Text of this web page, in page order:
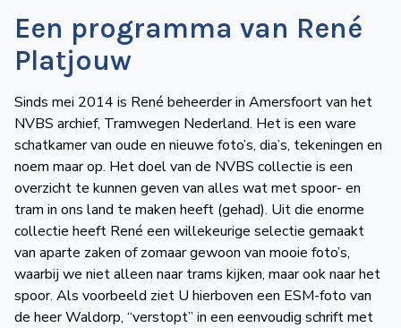
Ons
aanbod
de
NVBS
Wegwijzer
Mijn
NVBS
Een programma van René
Platjouw
Sinds mei 2014 is René beheerder in Amersfoort van het
NVBS archief, Tramwegen Nederland. Het is een ware
schatkamer van oude en nieuwe foto’s, dia’s, tekeningen en
noem maar op. Het doel van de NVBS collectie is een
overzicht te kunnen geven van alles wat met spoor- en
tram in ons land te maken heeft (gehad). Uit die enorme
collectie heeft René een willekeurige selectie gemaakt
van aparte zaken of zomaar gewoon van mooie foto’s,
waarbij we niet alleen naar trams kijken, maar ook naar het
spoor. Als voorbeeld ziet U hierboven een ESM-foto van
de heer Waldorp, “verstopt” in een eenvoudig schrift met